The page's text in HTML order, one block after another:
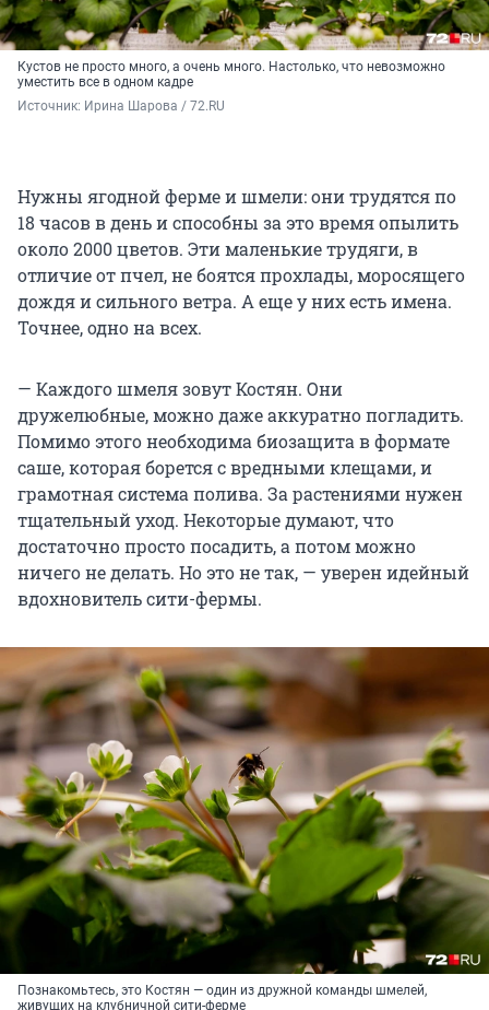
Кустов не просто много, а очень много. Настолько, что невозможно
уместить все в одном кадре
Источник: Ирина Шарова / 72.RU
Нужны ягодной ферме и шмели: они трудятся по
18 часов в день и способны за это время опылить
около 2000 цветов. Эти маленькие трудяги, в
отличие от пчел, не боятся прохлады, моросящего
дождя и сильного ветра. А еще у них есть имена.
Точнее, одно на всех.
— Каждого шмеля зовут Костян. Они
дружелюбные, можно даже аккуратно погладить.
Помимо этого необходима биозащита в формате
саше, которая борется с вредными клещами, и
грамотная система полива. За растениями нужен
тщательный уход. Некоторые думают, что
достаточно просто посадить, а потом можно
ничего не делать. Но это не так, — уверен идейный
вдохновитель сити-фермы.
Познакомьтесь, это Костян — один из дружной команды шмелей,
живущих на клубничной сити-ферме